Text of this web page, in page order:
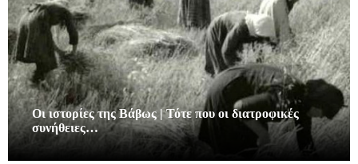
Οι ιστορίες της Βάβως | Τότε που οι διατροφικές
συνήθειες…